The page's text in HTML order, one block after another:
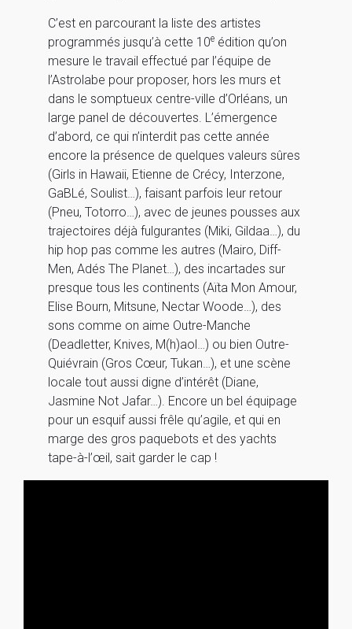
C’est en parcourant la liste des artistes
programmés jusqu’à cette 10e édition qu’on
mesure le travail effectué par l’équipe de
l’Astrolabe pour proposer, hors les murs et
dans le somptueux centre-ville d’Orléans, un
large panel de découvertes. L’émergence
d’abord, ce qui n’interdit pas cette année
encore la présence de quelques valeurs sûres
(Girls in Hawaii, Etienne de Crécy, Interzone,
GaBLé, Soulist…), faisant parfois leur retour
(Pneu, Totorro…), avec de jeunes pousses aux
trajectoires déjà fulgurantes (Miki, Gildaa…), du
hip hop pas comme les autres (Mairo, Diff-
Men, Adés The Planet…), des incartades sur
presque tous les continents (Aïta Mon Amour,
Elise Bourn, Mitsune, Nectar Woode…), des
sons comme on aime Outre-Manche
(Deadletter, Knives, M(h)aol…) ou bien Outre-
Quiévrain (Gros Cœur, Tukan…), et une scène
locale tout aussi digne d’intérêt (Diane,
Jasmine Not Jafar…). Encore un bel équipage
pour un esquif aussi frêle qu’agile, et qui en
marge des gros paquebots et des yachts
tape-à-l’œil, sait garder le cap !